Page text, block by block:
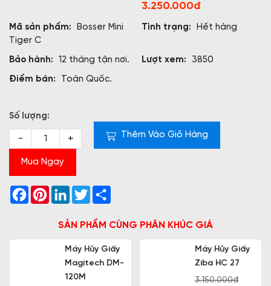
3.250.000đ
Mã sản phẩm:
Bosser Mini
Tiger C
Tình trạng: Hết hàng
Bảo hành: 12 tháng tận nơi. Lượt xem:
3850
Điểm bán:
Toàn Quốc.
Số lượng:
- + Thêm Vào Giỏ Hàng
Mua Ngay
Facebook
PinterestLinkedInTwitter
SẢN PHẨM CÙNG PHÂN KHÚC GIÁ
Máy Hủy Giấy
Magitech DM-
120M
Máy Hủy Giấy
Ziba HC 27
3.150.000đ